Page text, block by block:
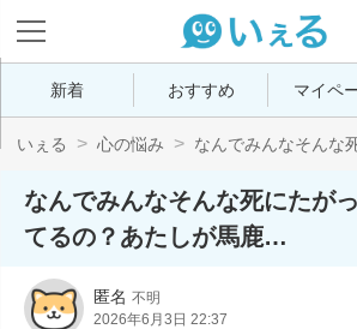
新着 おすすめ マイペ
いぇる 心の悩み なんでみんなそんな死
なんでみんなそんな死にたが
てるの？あたしが馬鹿…
匿名 不明
2026年6月3日 22:37